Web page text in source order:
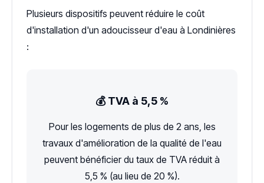
Plusieurs dispositifs peuvent réduire le coût
d'installation d'un adoucisseur d'eau à Londinières
:
💰 TVA à 5,5 %
Pour les logements de plus de 2 ans, les
travaux d'amélioration de la qualité de l'eau
peuvent bénéficier du taux de TVA réduit à
5,5 % (au lieu de 20 %).